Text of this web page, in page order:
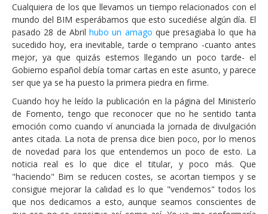
Cualquiera de los que llevamos un tiempo relacionados con el
mundo del BIM esperábamos que esto sucediése algún día. El
pasado 28 de Abrilhubo un amago que presagiaba lo que ha
sucedido hoy, era inevitable, tarde o temprano -cuanto antes
mejor, ya que quizás estemos llegando un poco tarde- el
Gobierno español debía tomar cartas en este asunto, y parece
ser que ya se ha puesto la primera piedra en firme.
Cuando hoy he leído la publicación en la página del Ministerío
de Fomento, tengo que reconocer que no he sentido tanta
emoción como cuando ví anunciada la jornada de divulgación
antes citada. La nota de prensa dice bien poco, por lo menos
de novedad para los que entendemos un poco de esto. La
noticia real es lo que dice el titular, y poco más. Que
"haciendo" Bim se reducen costes, se acortan tiempos y se
consigue mejorar la calidad es lo que "vendemos" todos los
que nos dedicamos a esto, aunque seamos conscientes de